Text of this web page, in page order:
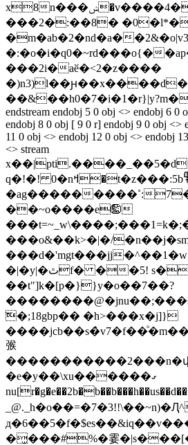
x8n���ݾ�v����4��kp� d-!
���2�:��8�
�m�ab�2�nd�a��2
�:�o�i�q0�~rd���o{�
���2i�aӗ�<2�z����
endstream endobj 5 0 obj <> endobj 6 0
endobj 8 0 obj [ 9 0 r] endobj 9 0 obj <>
11 0 obj <> endobj 12 0 obj <> endobj
<> stream
q�!�! 0�nߞ�t�z���:5b߾}ow��o�s/
�ag���������˚:
��~o����e㊬
���o&��k>�|�/
�|�y|�ٿf� ��5! s��gڏ�r�sl'}
��t"]k�[p�}}y�o��7��?
͝�;18gbp�� �h>���x�j]}
㢿
�e�y��\xu������ގ
_@._h�o��=�7
�̫���#%�霎